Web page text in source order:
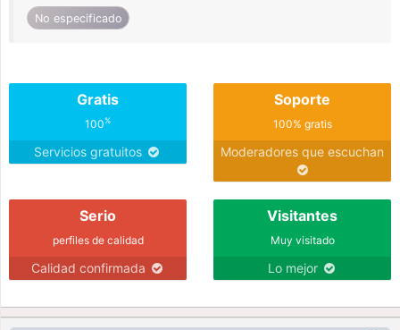
No especificado
Gratis
100%
Servicios gratuitos
Soporte
100% gratis
Moderadores que escuchan
Serio
perfiles de calidad
Calidad confirmada
Visitantes
Muy visitado
Lo mejor